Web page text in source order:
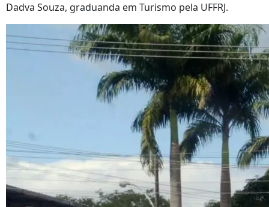
Dadva Souza, graduanda em Turismo pela UFFRJ.